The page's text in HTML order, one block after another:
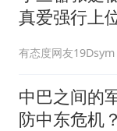
真爱强行上
有态度网友19Dsym
中巴之间的
防中东危机